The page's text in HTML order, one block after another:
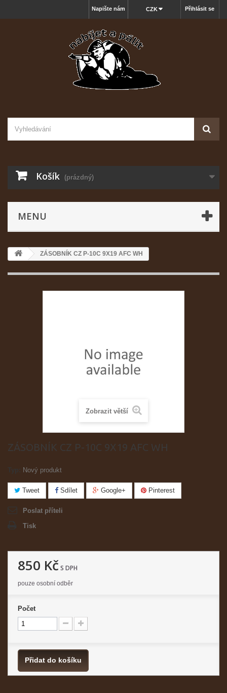
Přihlásit se
CZK
Napište nám
Košík (prázdný)
MENU
ZÁSOBNÍK CZ P-10C 9X19 AFC WH
Zobrazit větší
ZÁSOBNÍK CZ P-10C 9X19 AFC WH
Nový produkt
Tweet Sdílet Google+ Pinterest
Poslat příteli
Tisk
850 KčS DPH
pouze osobní odběr
Počet
Přidat do košíku